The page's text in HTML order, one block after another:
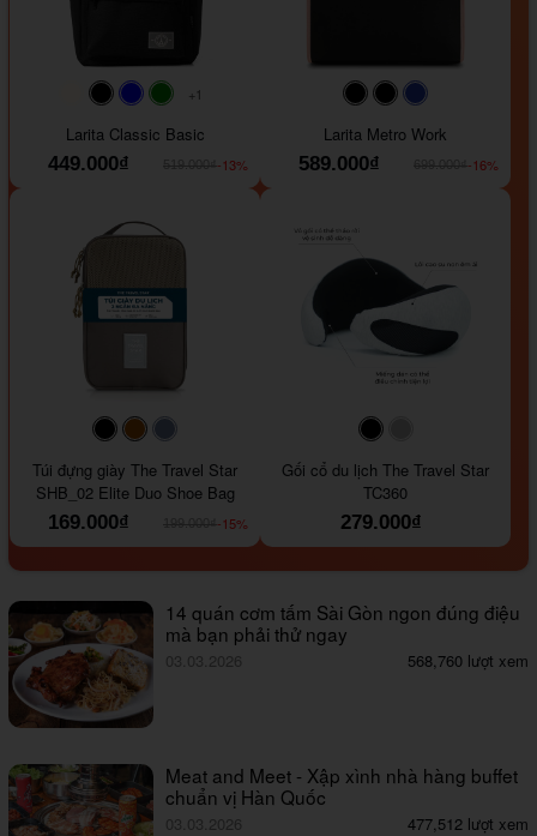
#faf0e6#000000#0000FF
+1
Larita Classic Basic
449.000₫
-13%
#000000#000000
Larita Metro Work
589.000₫
-16%
#000000#964B00
Túi đựng giày The Travel Star
SHB_02 Elite Duo Shoe Bag
169.000₫
-15%
Gối cổ du lịch The Travel Star
TC360
279.000₫
14 quán cơm tấm Sài Gòn ngon đúng điệu
mà bạn phải thử ngay
03.03.2026 568,760 lượt xem
Meat and Meet - Xập xình nhà hàng buffet
chuẩn vị Hàn Quốc
03.03.2026 477,512 lượt xem